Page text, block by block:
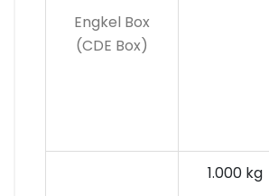
Engkel Box
(CDE Box)
1.000 kg